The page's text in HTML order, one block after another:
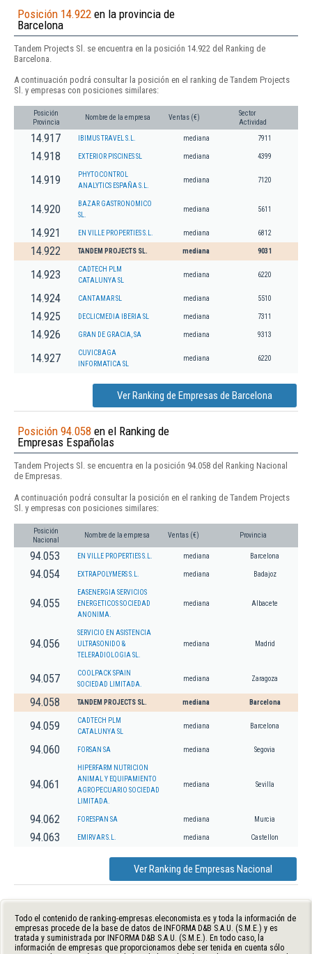
Posición 14.922 en la provincia de
Barcelona
Tandem Projects Sl. se encuentra en la posición 14.922 del Ranking de
Barcelona.
A continuación podrá consultar la posición en el ranking de Tandem Projects
Sl. y empresas con posiciones similares:
Posición
Provincia
Nombre de la empresa Ventas (€)
Sector
Actividad
14.917 IBIMUS TRAVEL S.L. mediana 7911
14.918 EXTERIOR PISCINES SL mediana 4399
14.919
PHYTOCONTROL
ANALYTICS ESPAÑA S.L.
mediana 7120
14.920
BAZAR GASTRONOMICO
SL.
mediana 5611
14.921 EN VILLE PROPERTIES S.L. mediana 6812
14.922 TANDEM PROJECTS SL. mediana 9031
14.923
CADTECH PLM
CATALUNYA SL
mediana 6220
14.924 CANTAMAR SL mediana 5510
14.925 DECLICMEDIA IBERIA SL mediana 7311
14.926 GRAN DE GRACIA, SA mediana 9313
14.927
CUVICBAGA
INFORMATICA SL
mediana 6220
Ver Ranking de Empresas de Barcelona
Posición 94.058 en el Ranking de
Empresas Españolas
Tandem Projects Sl. se encuentra en la posición 94.058 del Ranking Nacional
de Empresas.
A continuación podrá consultar la posición en el ranking de Tandem Projects
Sl. y empresas con posiciones similares:
Posición
Nacional
Nombre de la empresa Ventas (€) Provincia
94.053 EN VILLE PROPERTIES S.L. mediana Barcelona
94.054 EXTRAPOLYMERS S.L. mediana Badajoz
94.055
EASENERGIA SERVICIOS
ENERGETICOS SOCIEDAD
ANONIMA.
mediana Albacete
94.056
SERVICIO EN ASISTENCIA
ULTRASONIDO &
TELERADIOLOGIA SL.
mediana Madrid
94.057
COOLPACK SPAIN
SOCIEDAD LIMITADA.
mediana Zaragoza
94.058 TANDEM PROJECTS SL. mediana Barcelona
94.059
CADTECH PLM
CATALUNYA SL
mediana Barcelona
94.060 FORSAN SA mediana Segovia
94.061
HIPERFARM NUTRICION
ANIMAL Y EQUIPAMIENTO
AGROPECUARIO SOCIEDAD
LIMITADA.
mediana Sevilla
94.062 FORESPAN SA mediana Murcia
94.063 EMIRVAR S.L. mediana Castellon
Ver Ranking de Empresas Nacional
Todo el contenido de ranking-empresas.eleconomista.es y toda la información de
empresas procede de la base de datos de INFORMA D&B S.A.U. (S.M.E.) y es
tratada y suministrada por INFORMA D&B S.A.U. (S.M.E.). En todo caso, la
información de empresas que proporcionamos debe ser tenida en cuenta sólo